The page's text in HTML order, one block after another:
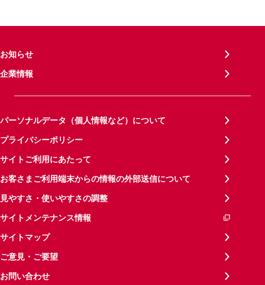
お知らせ
企業情報
パーソナルデータ（個人情報など）について
プライバシーポリシー
サイトご利用にあたって
お客さまご利用端末からの情報の外部送信について
見やすさ・使いやすさの調整
サイトメンテナンス情報
サイトマップ
ご意見・ご要望
お問い合わせ